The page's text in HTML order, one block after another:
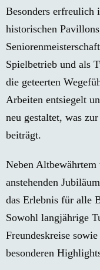
Besonders erfreulich
historischen
Spielbetrieb und als
die geteerten
Arbeiten entsiegelt
neu gestaltet, was
beiträgt.
Neben
anstehenden
das Erlebnis für alle
Sowohl langjährige
Freundeskreise
besonderen